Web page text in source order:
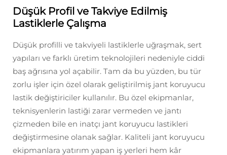
Düşük Profil ve Takviye Edilmiş
Lastiklerle Çalışma
Düşük profilli ve takviyeli lastiklerle uğraşmak, sert
yapıları ve farklı üretim teknolojileri nedeniyle ciddi
baş ağrısına yol açabilir. Tam da bu yüzden, bu tür
zorlu işler için özel olarak geliştirilmiş jant koruyucu
lastik değiştiriciler kullanılır. Bu özel ekipmanlar,
teknisyenlerin lastiği zarar vermeden ve jantı
çizmeden bile en inatçı jant koruyucu lastikleri
değiştirmesine olanak sağlar. Kaliteli jant koruyucu
ekipmanlara yatırım yapan iş yerleri hem kâr